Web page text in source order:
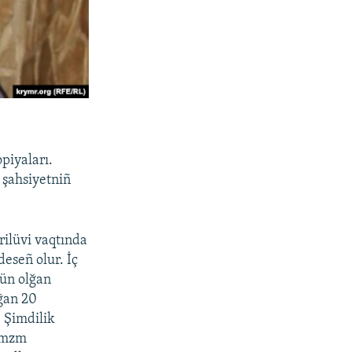
vaqtında
olur. İç
olğan
20
Şimdilik